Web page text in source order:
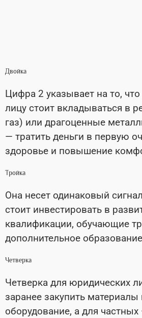
Двойка
Цифра 2 указывает на то,
лицу стоит вкладываться в
газ) или драгоценные
— тратить деньги в первую
здоровье и повышение
Тройка
Она несет одинаковый
стоит инвестировать в
квалификации, обучающие
дополнительное
Четверка
Четверка для юридических
заранее закупить материалы
оборудование, а для